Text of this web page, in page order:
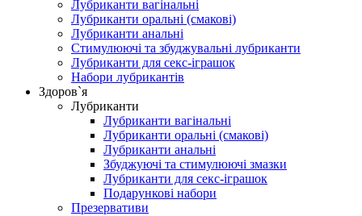
Лубриканти вагінальні
Лубриканти оральні (смакові)
Лубриканти анальні
Стимулюючі та збуджувальні лубриканти
Лубриканти для секс-іграшок
Набори лубрикантів
Здоров`я
Лубриканти
Лубриканти вагінальні
Лубриканти оральні (смакові)
Лубриканти анальні
Збуджуючі та стимулюючі змазки
Лубриканти для секс-іграшок
Подарункові набори
Презервативи